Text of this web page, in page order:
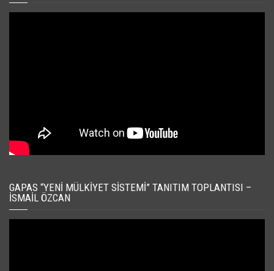
GAPAS “YENI MÜLKIYET SISTEMI” TANITIM TOPLANTISI –
İSMAIL ÖZCAN